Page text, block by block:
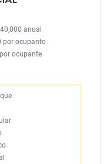
anual
por ocupante
ocupante